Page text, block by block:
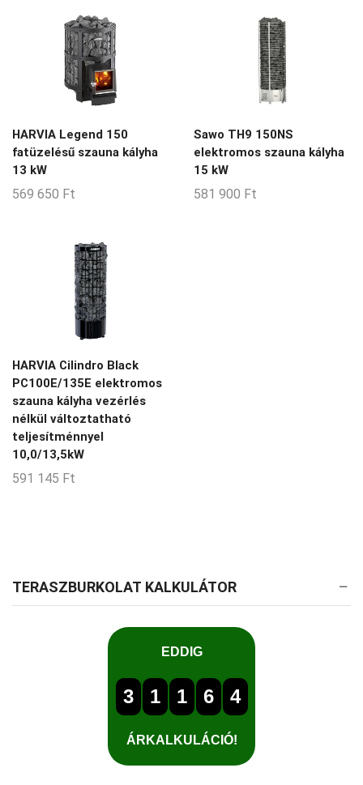
HARVIA Legend 150
fatüzelésű szauna kályha
13 kW
569 650 Ft
Sawo TH9 150NS
elektromos szauna kályha
15 kW
581 900 Ft
HARVIA Cilindro Black
PC100E/135E elektromos
szauna kályha vezérlés
nélkül változtatható
teljesítménnyel
10,0/13,5kW
591 145 Ft
TERASZBURKOLAT KALKULÁTOR